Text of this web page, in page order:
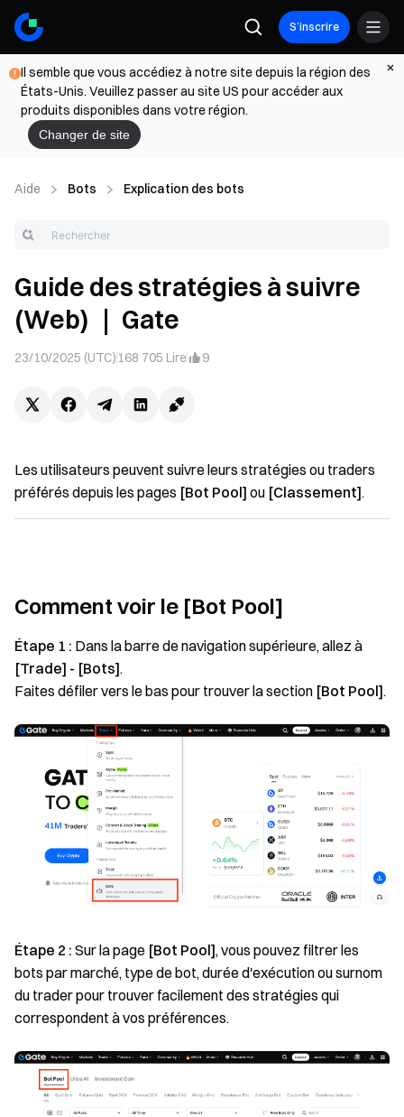
S’inscrire
Il semble que vous accédiez à notre site depuis la région des
États-Unis. Veuillez passer au site US pour accéder aux
produits disponibles dans votre région.
Changer de site
Aide Bots Explication des bots
Guide des stratégies à suivre
(Web) ｜ Gate
23/10/2025 (UTC) 168 705 Lire 9
Les utilisateurs peuvent suivre leurs stratégies ou traders
préférés depuis les pages [Bot Pool] ou [Classement].
Comment voir le [Bot Pool]
Étape 1 : Dans la barre de navigation supérieure, allez à
[Trade] - [Bots].
Faites défiler vers le bas pour trouver la section [Bot Pool].
Étape 2 : Sur la page [Bot Pool], vous pouvez filtrer les
bots par marché, type de bot, durée d'exécution ou surnom
du trader pour trouver facilement des stratégies qui
correspondent à vos préférences.